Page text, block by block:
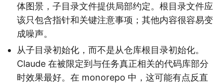
体图景，子目录文件提供局部约定。根目录文件应
该只包含指针和关键注意事项；其他内容很容易变
成噪声。
从子目录初始化，而不是从仓库根目录初始化。
Claude 在被限定到与任务真正相关的代码库部分
时效果最好。在 monorepo 中，这可能有点反直